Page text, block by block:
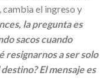
el ingreso y
la pregunta es
sacos cuando
resignarnos a ser solo
El mensaje es